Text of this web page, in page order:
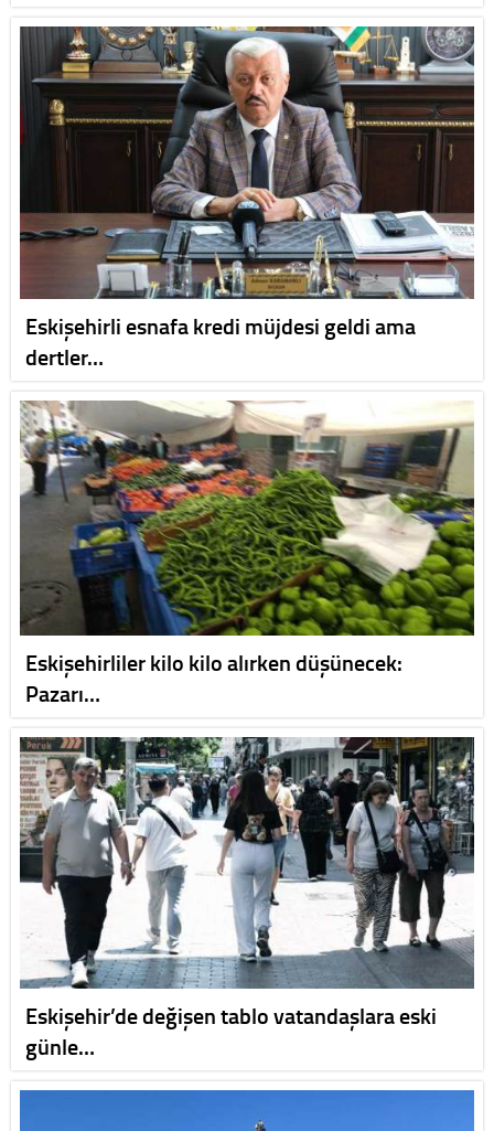
Eskişehirli esnafa kredi müjdesi geldi ama
dertler…
Eskişehirliler kilo kilo alırken düşünecek:
Pazarı…
Eskişehir’de değişen tablo vatandaşlara eski
günle…